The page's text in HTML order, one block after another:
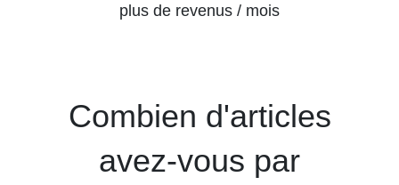
plus de revenus / mois
Combien d'articles
avez-vous par